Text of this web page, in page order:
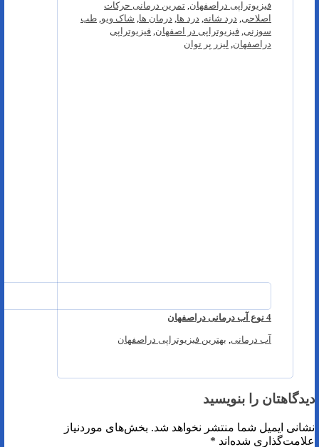
فیزیوتراپی دراصفهان تمرین درمانی حرکات
اصلاحی درد شانه درد ها درمان ها شاک ویو طب
سوزنی فیزیوتراپی در اصفهان فیزیوتراپی
دراصفهان لیزر پر توان
4 نوع آب درمانی دراصفهان
آب درمانی بهترین فیزیوتراپی دراصفهان
دیدگاهتان را بنویسید
نشانی ایمیل شما منتشر نخواهد شد. بخش‌های موردنیاز
علامت‌گذاری شده‌اند *